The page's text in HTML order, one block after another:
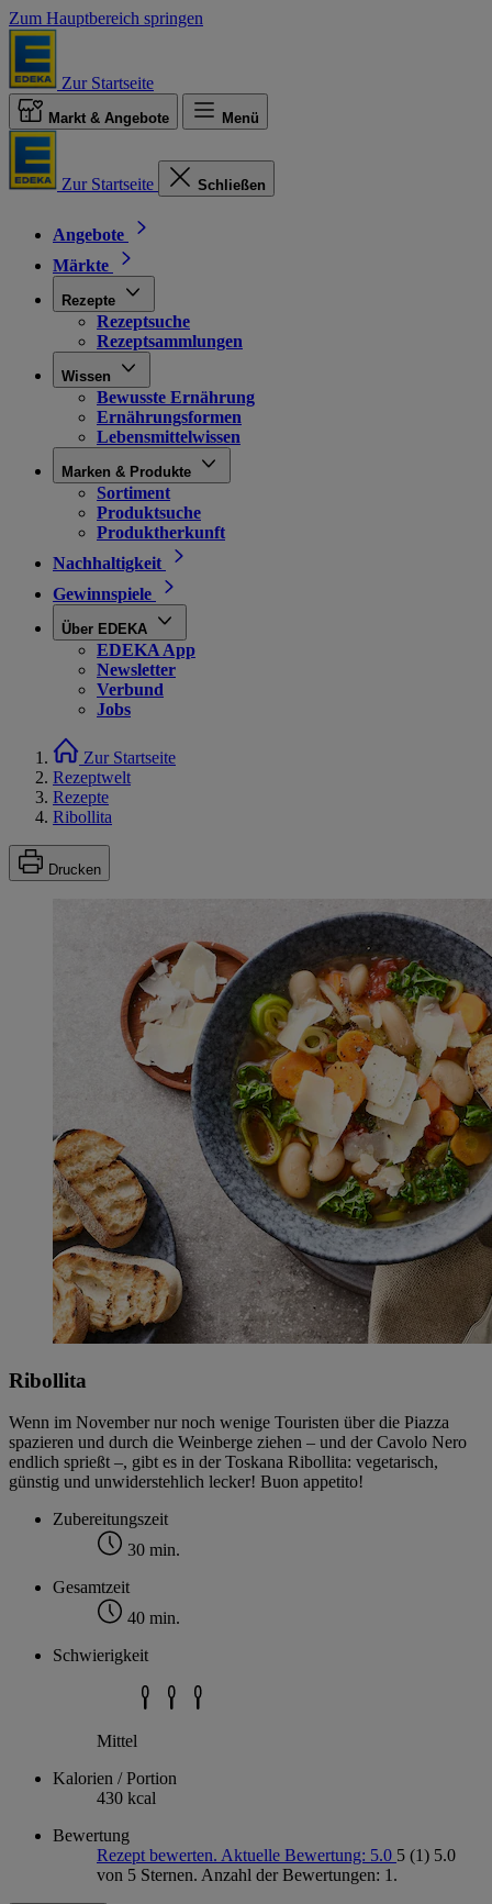
Zum Hauptbereich springen
Zur Startseite
Markt & Angebote Menü
Zur Startseite Schließen
Angebote
Märkte
Rezepte
Rezeptsuche
Rezeptsammlungen
Wissen
Bewusste Ernährung
Ernährungsformen
Lebensmittelwissen
Marken & Produkte
Sortiment
Produktsuche
Produktherkunft
Nachhaltigkeit
Gewinnspiele
Über EDEKA
EDEKA App
Newsletter
Verbund
Jobs
Zur Startseite
Rezeptwelt
Rezepte
Ribollita
Drucken
Ribollita
Wenn im November nur noch wenige Touristen über die Piazza
spazieren und durch die Weinberge ziehen – und der Cavolo Nero
endlich sprießt –, gibt es in der Toskana Ribollita: vegetarisch,
günstig und unwiderstehlich lecker! Buon appetito!
Zubereitungszeit
30 min.
Gesamtzeit
40 min.
Schwierigkeit
Mittel
Kalorien / Portion
430 kcal
Bewertung
Rezept bewerten. Aktuelle Bewertung: 5.0 5 (1) 5.0
von 5 Sternen. Anzahl der Bewertungen: 1.